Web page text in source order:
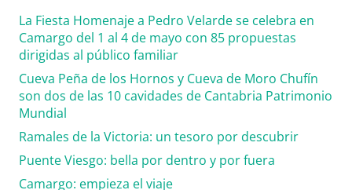
La Fiesta Homenaje a Pedro Velarde se celebra en
Camargo del 1 al 4 de mayo con 85 propuestas
dirigidas al público familiar
Cueva Peña de los Hornos y Cueva de Moro Chufín
son dos de las 10 cavidades de Cantabria Patrimonio
Mundial
Ramales de la Victoria: un tesoro por descubrir
Puente Viesgo: bella por dentro y por fuera
Camargo: empieza el viaje